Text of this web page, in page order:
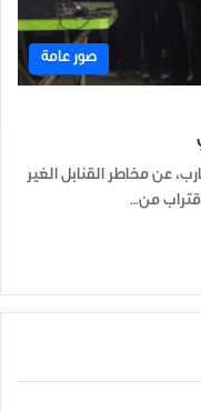
صور عامة
عن مخاطر القنابل الغير
من…